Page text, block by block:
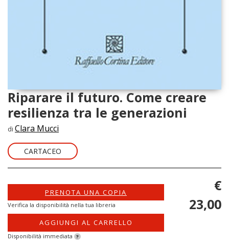
Riparare il futuro. Come creare
resilienza tra le generazioni
di Clara Mucci
CARTACEO
PRENOTA UNA COPIA
Verifica la disponibilità nella tua libreria
AGGIUNGI AL CARRELLO
Disponibilità immediata ?
€
23,00